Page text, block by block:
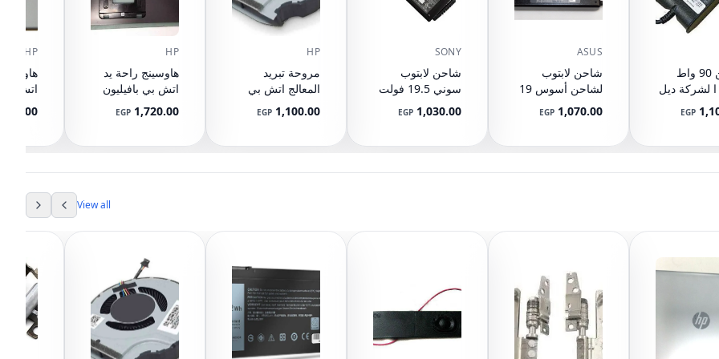
شاحن 90 واط
ا لشركة ديل
N7110
N5050 15
1720 1750
E4310
E5420
E5440
E5500
EGP
ASUS
شاحن لابتوب
لشاحن أسوس 19
90 واط
1,070.00
EGP
SONY
شاحن لابتوب
سوني 19.5 فولت
VAIO
VGNZ899GAB،
VGNZ899GRB،
PCG-FX PCG-FXA
PCG-GRS PCG-
GRV PCG-GRX
PCG-GRZ PCG-K
1,030.00
EGP
HP
مروحة تبريد
المعالج اتش بي
L20335-001
1,100.00
EGP
HP
هاوسينج راحة يد
اتش بي بافيليون
15-p with Touch
pad 929895-001
1,720.00
EGP
HP
اتش بي
View all